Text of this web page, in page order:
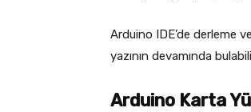
Arduino IDE’de derleme
yazının devamında
Arduino Karta